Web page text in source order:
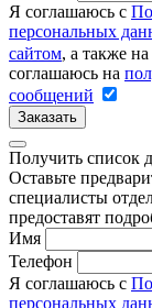
Я соглашаюсь с
персональных
сайтом, а также
соглашаюсь на
сообщений
Заказать
Получить список
Оставьте
специалисты
предоставят
Имя
Телефон
Я соглашаюсь с
персональных